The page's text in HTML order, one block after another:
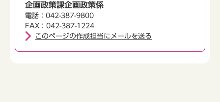
企画政策課企画政策係
電話：042-387-9800
FAX：042-387-1224
このページの作成担当にメールを送る